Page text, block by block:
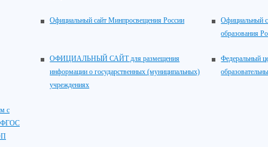
Официальный сайт Минпросвещения России
Официальный
образования
ОФИЦИАЛЬНЫЙ САЙТ для размещения
информации о государственных (муниципальных)
учреждениях
Федеральный
с
ФГОС